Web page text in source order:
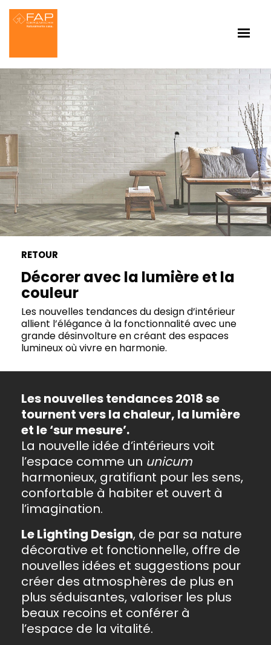
RETOUR
Décorer avec la lumière et la
couleur
Les nouvelles tendances du design d’intérieur
allient l’élégance à la fonctionnalité avec une
grande désinvolture en créant des espaces
lumineux où vivre en harmonie.
Les nouvelles tendances 2018 se
tournent vers la chaleur, la lumière
et le ‘sur mesure’.
La nouvelle idée d’intérieurs voit
l’espace comme un unicum
harmonieux, gratifiant pour les sens,
confortable à habiter et ouvert à
l’imagination.
Le Lighting Design, de par sa nature
décorative et fonctionnelle, offre de
nouvelles idées et suggestions pour
créer des atmosphères de plus en
plus séduisantes, valoriser les plus
beaux recoins et conférer à
l’espace de la vitalité.